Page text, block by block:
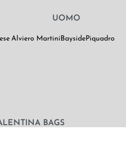
UOMO
Alviero MartiniBaysidePiquadro
BAGS